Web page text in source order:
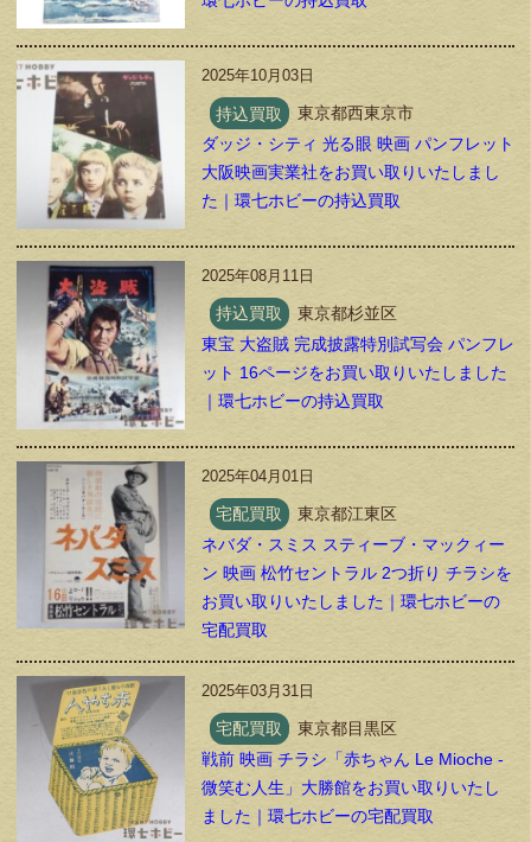
2025年10月03日
持込買取
東京都西東京市
ダッジ・シティ 光る眼 映画 パンフレット
大阪映画実業社をお買い取りいたしまし
た｜環七ホビーの持込買取
2025年08月11日
持込買取
東京都杉並区
東宝 大盗賊 完成披露特別試写会 パンフレ
ット 16ページをお買い取りいたしました
｜環七ホビーの持込買取
2025年04月01日
宅配買取
東京都江東区
ネバダ・スミス スティーブ・マックィー
ン 映画 松竹セントラル 2つ折り チラシを
お買い取りいたしました｜環七ホビーの
宅配買取
2025年03月31日
宅配買取
東京都目黒区
戦前 映画 チラシ「赤ちゃん Le Mioche -
微笑む人生」大勝館をお買い取りいたし
ました｜環七ホビーの宅配買取